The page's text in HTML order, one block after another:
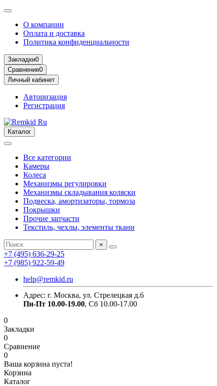
О компании
Оплата и доставка
Политика конфиденциальности
Закладки0
Сравнение0
Личный кабинет
Авторизация
Регистрация
Каталог
Все категории
Камеры
Колеса
Механизмы регулировки
Механизмы складывания коляски
Подвеска, амортизаторы, тормоза
Покрышки
Прочие запчасти
Текстиль, чехлы, элементы ткани
×
+7 (495) 636-29-25
+7 (985) 922-59-49
help@remkid.ru
Адрес: г. Москва, ул. Стрелецкая д.6
Пн-Пт 10.00-19.00, Сб 10.00-17.00
0
Закладки
0
Сравнение
0
Ваша корзина пуста!
Корзина
Каталог